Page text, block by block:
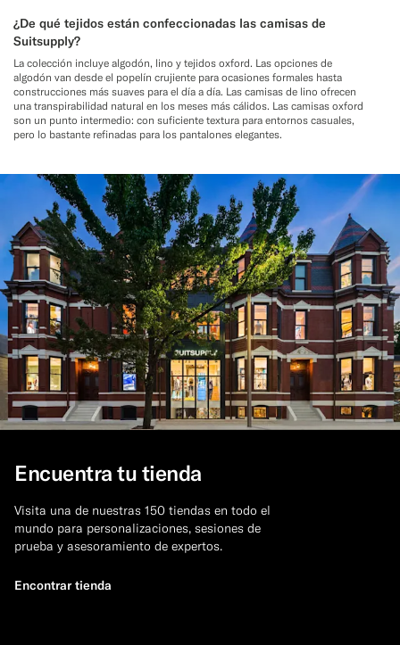
¿De qué tejidos están confeccionadas las camisas de
Suitsupply?
La colección incluye algodón, lino y tejidos oxford. Las opciones de
algodón van desde el popelín crujiente para ocasiones formales hasta
construcciones más suaves para el día a día. Las camisas de lino ofrecen
una transpirabilidad natural en los meses más cálidos. Las camisas oxford
son un punto intermedio: con suficiente textura para entornos casuales,
pero lo bastante refinadas para los pantalones elegantes.
Encuentra tu tienda
Visita una de nuestras 150 tiendas en todo el
mundo para personalizaciones, sesiones de
prueba y asesoramiento de expertos.
Encontrar tienda